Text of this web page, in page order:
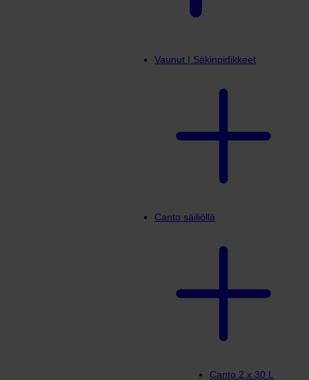
Vaunut | Säkinpidikkeet
Canto säiliöllä
Canto 2 x 30 L